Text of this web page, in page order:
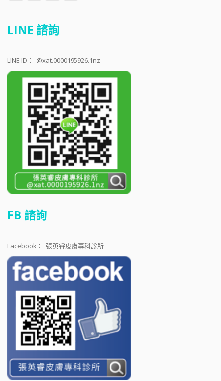
LINE 諮詢
LINE ID： @xat.0000195926.1nz
FB 諮詢
Facebook： 張英睿皮膚專科診所